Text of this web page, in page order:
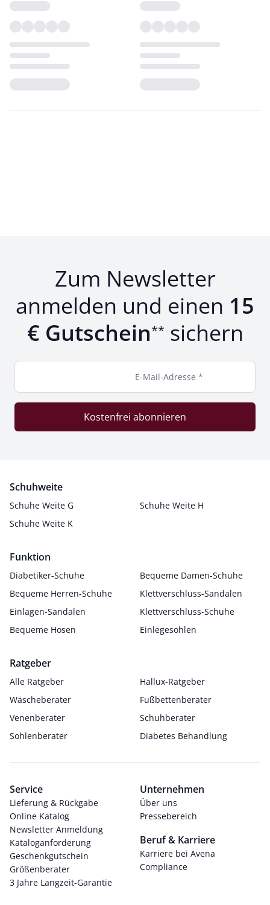
Zum Newsletter
anmelden und einen 15
€ Gutschein** sichern
E-Mail-Adresse *
Kostenfrei abonnieren
Schuhweite
Schuhe Weite G
Schuhe Weite H
Schuhe Weite K
Funktion
Diabetiker-Schuhe
Bequeme Damen-Schuhe
Bequeme Herren-Schuhe
Klettverschluss-Sandalen
Einlagen-Sandalen
Klettverschluss-Schuhe
Bequeme Hosen
Einlegesohlen
Ratgeber
Alle Ratgeber
Hallux-Ratgeber
Wäscheberater
Fußbettenberater
Venenberater
Schuhberater
Sohlenberater
Diabetes Behandlung
Service
Lieferung & Rückgabe
Online Katalog
Newsletter Anmeldung
Kataloganforderung
Geschenkgutschein
Größenberater
3 Jahre Langzeit-Garantie
Unternehmen
Über uns
Pressebereich
Beruf & Karriere
Karriere bei Avena
Compliance